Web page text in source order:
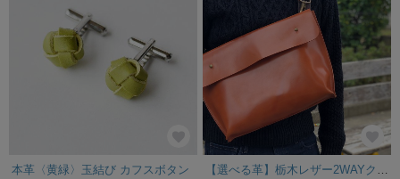
本革〈黄緑〉玉結び カフスボタン